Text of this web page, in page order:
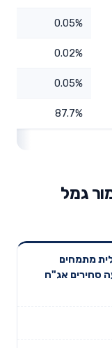
0.05%
0.02%
0.05%
87.7%
גמל
שנתית 5
שנתיים
מתמחים
סחירים אג"ח